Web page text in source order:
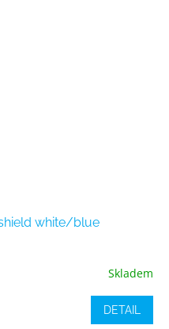
white/blue
Skladem
DETAIL